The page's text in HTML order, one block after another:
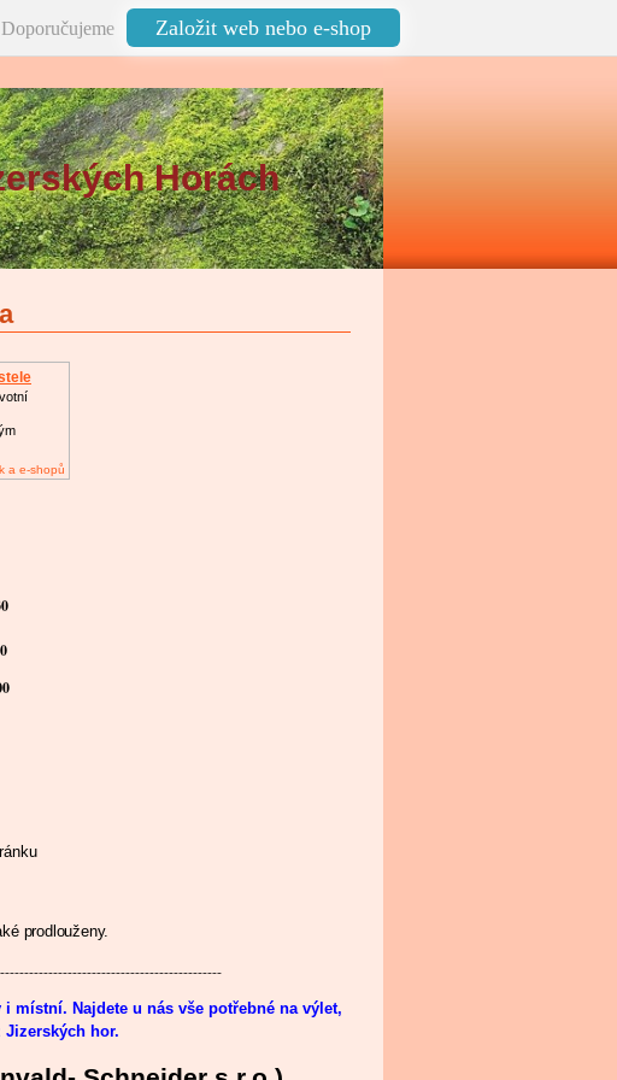
Doporučujeme Založit web nebo e-shop
Horách
a e-shopů
prodlouženy.
místní. Najdete u nás vše potřebné na výlet,
hor.